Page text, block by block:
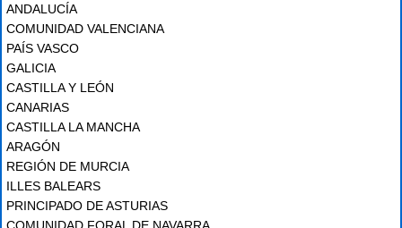
ANDALUCÍA
COMUNIDAD VALENCIANA
PAÍS VASCO
GALICIA
CASTILLA Y LEÓN
CANARIAS
CASTILLA LA MANCHA
ARAGÓN
REGIÓN DE MURCIA
ILLES BALEARS
PRINCIPADO DE ASTURIAS
COMUNIDAD FORAL DE NAVARRA